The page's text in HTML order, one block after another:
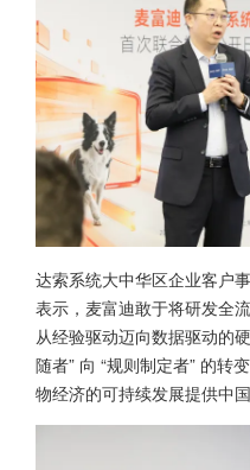
达索系统大中华区企业客户
表示，麦富迪敢于将研发全
从经验驱动迈向数据驱动的
随者” 向 “规则制定者” 的转
物经济的可持续发展提供中国